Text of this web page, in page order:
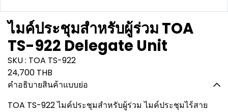
ไมค์ประชุมสำหรับผู้ร่วม TOA
TS-922 Delegate Unit
SKU : TOA TS-922
24,700 THB
คำอธิบายสินค้าแบบย่อ
TOA TS-922 ไมค์ประชุมสำหรับผู้ร่วม ไมค์ประชุมไร้สาย